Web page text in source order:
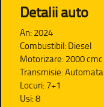
Detalii auto
An: 2024
Combustibil: Diesel
Motorizare: 2000 cmc
Transmisie: Automata
Locuri: 7+1
Usi: 8